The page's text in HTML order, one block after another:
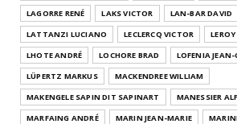
LAGORRE RENÉ
LAKS VICTOR LAN-BAR DAVID
LATTANZI LUCIANO
LECLERCQ VICTOR
LHOTE ANDRÉ
LOCHORE BRAD
LOFENIA JEAN-
LÜPERTZ MARKUS
MACKENDREE WILLIAM
MAKENGELE SAPIN DIT SAPINART
MANESSIER
MARFAING ANDRÉ
MARIN JEAN-MARIE